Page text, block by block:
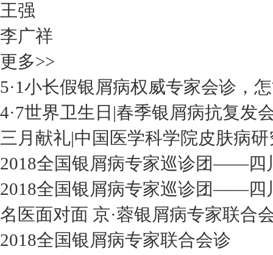
王强
李广祥
更多>>
5·1小长假银屑病权威专家会诊，
4·7世界卫生日|春季银屑病抗复发
三月献礼|中国医学科学院皮肤病
2018全国银屑病专家巡诊团——四
2018全国银屑病专家巡诊团——四
名医面对面 京·蓉银屑病专家联合
2018全国银屑病专家联合会诊